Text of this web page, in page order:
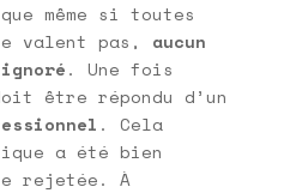
même si toutes
valent pas, aucun
. Une fois
être répondu d’un
. Cela
a été bien
rejetée. À